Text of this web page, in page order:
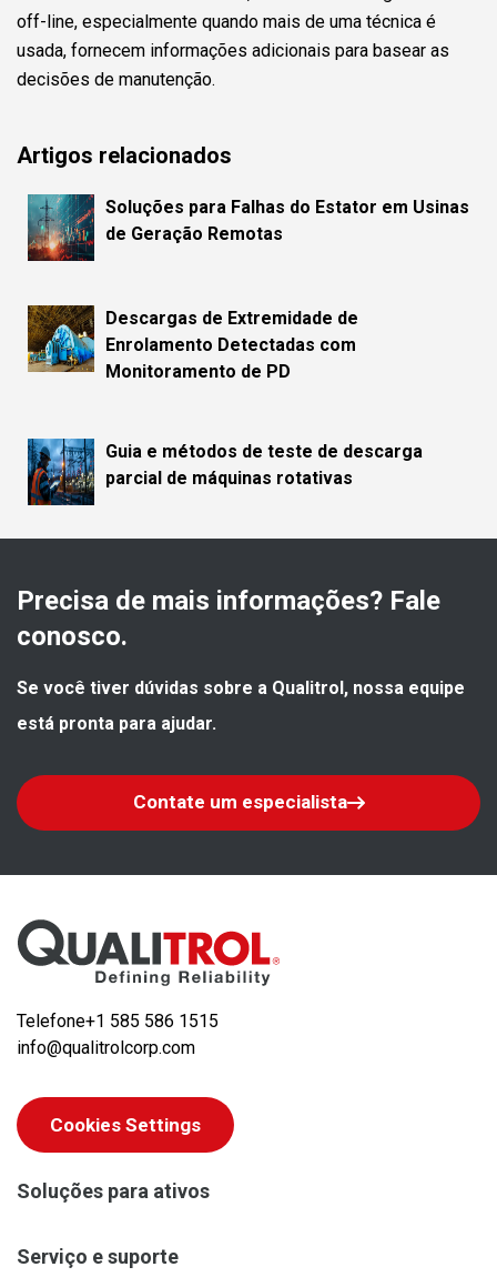
off-line, especialmente quando mais de uma técnica é
usada, fornecem informações adicionais para basear as
decisões de manutenção.
Artigos relacionados
Soluções para Falhas do Estator em Usinas
de Geração Remotas
Descargas de Extremidade de
Enrolamento Detectadas com
Monitoramento de PD
Guia e métodos de teste de descarga
parcial de máquinas rotativas
Precisa de mais informações? Fale
conosco.
Se você tiver dúvidas sobre a Qualitrol, nossa equipe
está pronta para ajudar.
Contate um especialista
Telefone+1 585 586 1515
info@qualitrolcorp.com
Cookies Settings
Soluções para ativos
Serviço e suporte